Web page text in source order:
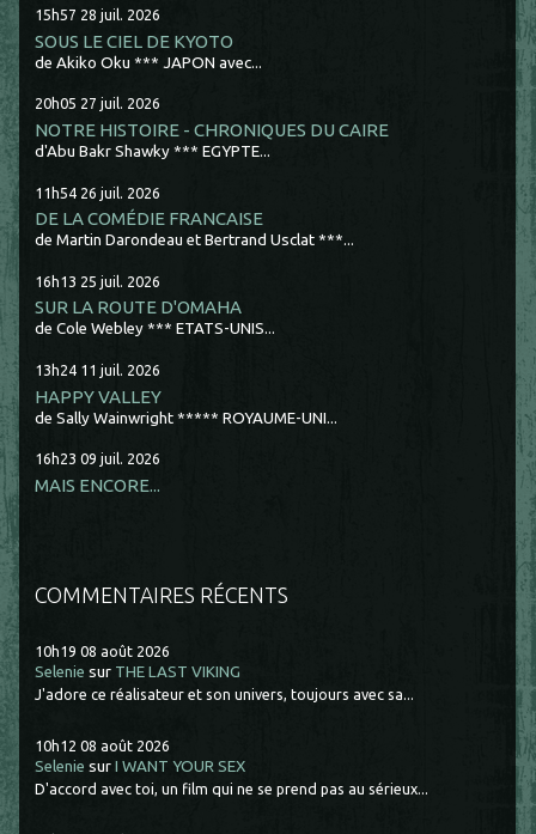
15h57 28 juil. 2026
SOUS LE CIEL DE KYOTO
de Akiko Oku *** JAPON avec...
20h05 27 juil. 2026
NOTRE HISTOIRE - CHRONIQUES DU CAIRE
d'Abu Bakr Shawky *** EGYPTE...
11h54 26 juil. 2026
DE LA COMÉDIE FRANCAISE
de Martin Darondeau et Bertrand Usclat ***...
16h13 25 juil. 2026
SUR LA ROUTE D'OMAHA
de Cole Webley *** ETATS-UNIS...
13h24 11 juil. 2026
HAPPY VALLEY
de Sally Wainwright ***** ROYAUME-UNI...
16h23 09 juil. 2026
MAIS ENCORE...
COMMENTAIRES RÉCENTS
10h19 08 août 2026
Selenie sur THE LAST VIKING
J'adore ce réalisateur et son univers, toujours avec sa...
10h12 08 août 2026
Selenie surI WANT YOUR SEX
D'accord avec toi, un film qui ne se prend pas au sérieux...